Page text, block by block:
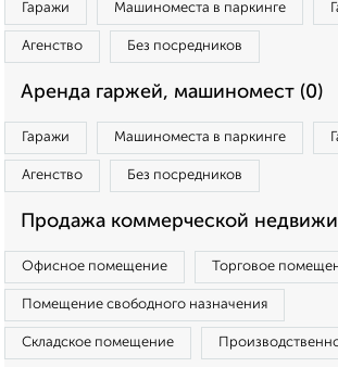
Гаражи Машиноместа в паркинге
Агенство Без посредников
Аренда гаржей, машиномест (0)
Гаражи Машиноместа в паркинге
Агенство Без посредников
Продажа коммерческой
Офисное помещение Торговое
Помещение свободного назначения
Складское помещение